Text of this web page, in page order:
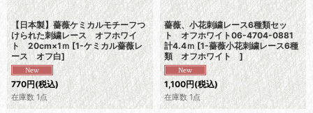
【日本製】薔薇ケミカルモチーフつ
けられた刺繍レース オフホワイ
ト 20cm×1ｍ [1-ケミカル薔薇レ
ース オフ白]
770円(税込)
在庫数 1点
薔薇、小花刺繍レース6種類セッ
ト オフホワイト06-4704-0881
計4.4ｍ [1-薔薇小花刺繍レース6種
類 オフホワイト]
1,100円(税込)
在庫数 1点